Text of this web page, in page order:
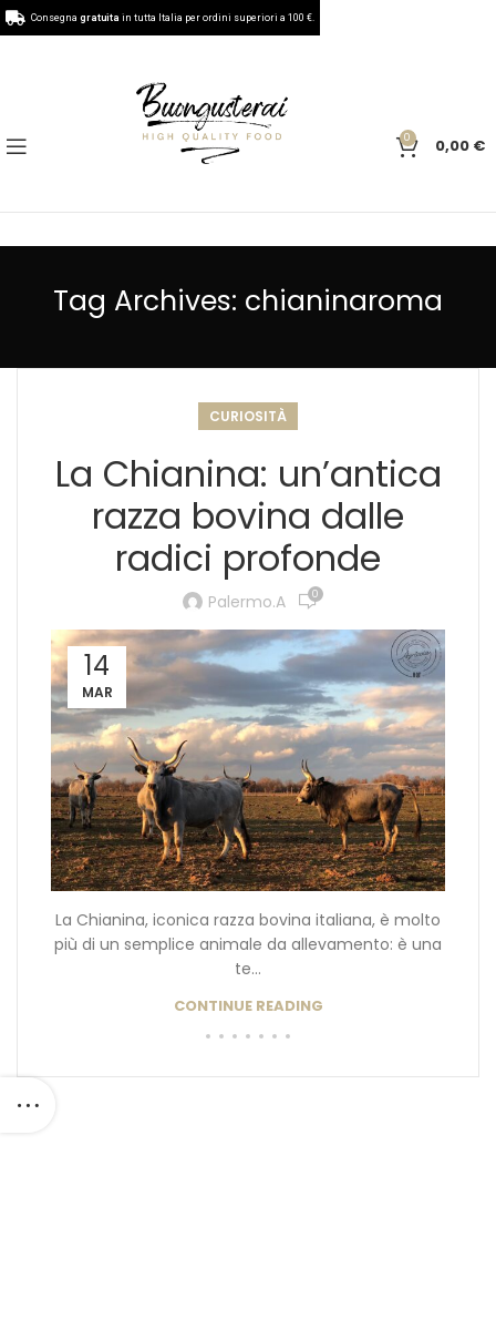
0 0,00 €
Tag Archives: chianinaroma
CURIOSITÀ
La Chianina: un’antica
razza bovina dalle
radici profonde
Palermo.a 0
14
MAR
La Chianina, iconica razza bovina italiana, è molto
più di un semplice animale da allevamento: è una
te...
CONTINUE READING
Consegna gratuita in tutta Italia per ordini superiori a 100 €.